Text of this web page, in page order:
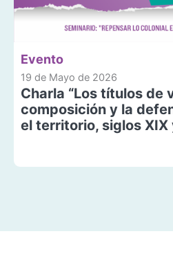
Evento
19 de Mayo de 2026
Charla “Los títulos de
composición y la
el territorio, siglos XIX